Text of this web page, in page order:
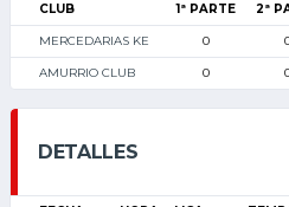
CLUB 1ª PARTE 2ª
MERCEDARIAS KE 0
AMURRIO CLUB 0
DETALLES